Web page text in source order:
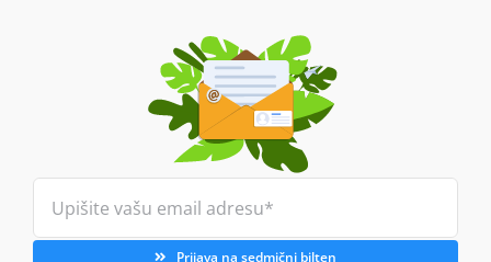
Prijava na sedmični bilten